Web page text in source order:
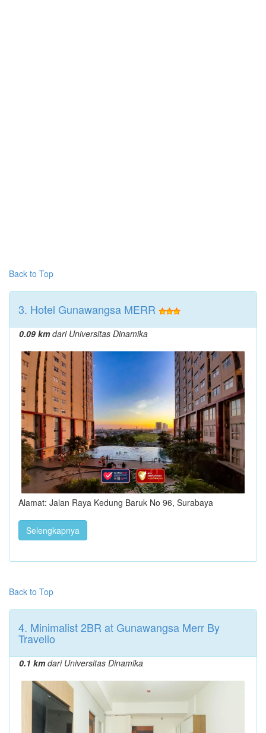
Back to Top
3. Hotel Gunawangsa MERR
0.09 kmdari Universitas Dinamika
Alamat: Jalan Raya Kedung Baruk No 96, Surabaya
Selengkapnya
Back to Top
4. Minimalist 2BR at Gunawangsa Merr By
Travelio
0.1 kmdari Universitas Dinamika